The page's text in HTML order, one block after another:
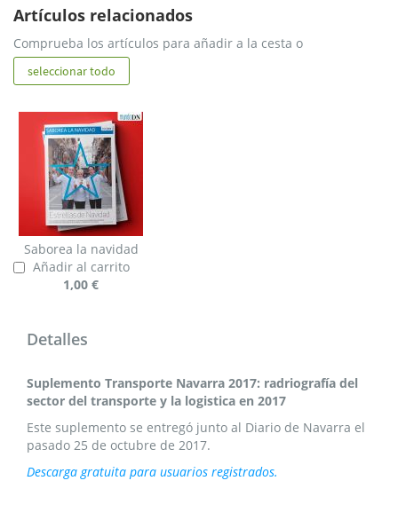
Detalles
Suplemento Transporte Navarra 2017: radriografía del
sector del transporte y la logistica en 2017
Este suplemento se entregó junto al Diario de Navarra el
pasado 25 de octubre de 2017.
Descarga gratuita para usuarios registrados.
Artículos relacionados
Comprueba los artículos para añadir a la cesta o
seleccionar todo
Saborea la navidad
1,00 €
Añadir al carrito